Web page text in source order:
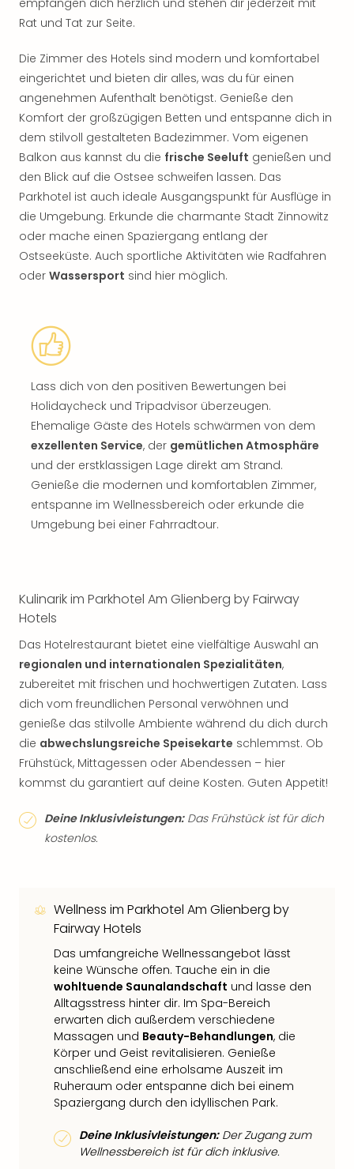
empfangen dich herzlich und stehen dir jederzeit mit
Rat und Tat zur Seite.
Die Zimmer des Hotels sind modern und komfortabel
eingerichtet und bieten dir alles, was du für einen
angenehmen Aufenthalt benötigst. Genieße den
Komfort der großzügigen Betten und entspanne dich in
dem stilvoll gestalteten Badezimmer. Vom eigenen
Balkon aus kannst du die frische Seeluft genießen und
den Blick auf die Ostsee schweifen lassen. Das
Parkhotel ist auch ideale Ausgangspunkt für Ausflüge in
die Umgebung. Erkunde die charmante Stadt Zinnowitz
oder mache einen Spaziergang entlang der
Ostseeküste. Auch sportliche Aktivitäten wie Radfahren
oder Wassersport sind hier möglich.
Lass dich von den positiven Bewertungen bei
Holidaycheck und Tripadvisor überzeugen.
Ehemalige Gäste des Hotels schwärmen von dem
exzellenten Service, der gemütlichen Atmosphäre
und der erstklassigen Lage direkt am Strand.
Genieße die modernen und komfortablen Zimmer,
entspanne im Wellnessbereich oder erkunde die
Umgebung bei einer Fahrradtour.
Kulinarik im Parkhotel Am Glienberg by Fairway
Hotels
Das Hotelrestaurant bietet eine vielfältige Auswahl an
regionalen und internationalen Spezialitäten,
zubereitet mit frischen und hochwertigen Zutaten. Lass
dich vom freundlichen Personal verwöhnen und
genieße das stilvolle Ambiente während du dich durch
die abwechslungsreiche Speisekarte schlemmst. Ob
Frühstück, Mittagessen oder Abendessen – hier
kommst du garantiert auf deine Kosten. Guten Appetit!
Deine Inklusivleistungen:Das Frühstück ist für dich
kostenlos.
Wellness im Parkhotel Am Glienberg by
Fairway Hotels
Das umfangreiche Wellnessangebot lässt
keine Wünsche offen. Tauche ein in die
wohltuende Saunalandschaft und lasse den
Alltagsstress hinter dir. Im Spa-Bereich
erwarten dich außerdem verschiedene
Massagen und Beauty-Behandlungen, die
Körper und Geist revitalisieren. Genieße
anschließend eine erholsame Auszeit im
Ruheraum oder entspanne dich bei einem
Spaziergang durch den idyllischen Park.
Deine Inklusivleistungen:Der Zugang zum
Wellnessbereich ist für dich inklusive.